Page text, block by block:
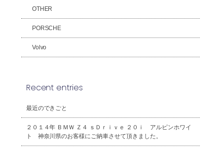
OTHER
PORSCHE
Volvo
Recent entries
最近のできごと
２０１４年 ＢＭＷ Ｚ４ ｓＤｒｉｖｅ ２０ｉ アルピンホワイ
ト 神奈川県のお客様にご納車させて頂きました。